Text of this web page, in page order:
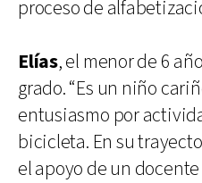
proceso de
Elías, el menor de 6
grado. “Es un niño
entusiasmo por
bicicleta. En su
el apoyo de un